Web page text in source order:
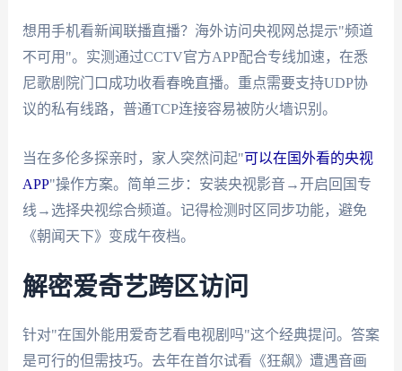
想用手机看新闻联播直播？海外访问央视网总提示"频道
不可用"。实测通过CCTV官方APP配合专线加速，在悉
尼歌剧院门口成功收看春晚直播。重点需要支持UDP协
议的私有线路，普通TCP连接容易被防火墙识别。
当在多伦多探亲时，家人突然问起"可以在国外看的央视
APP"操作方案。简单三步：安装央视影音→开启回国专
线→选择央视综合频道。记得检测时区同步功能，避免
《朝闻天下》变成午夜档。
解密爱奇艺跨区访问
针对"在国外能用爱奇艺看电视剧吗"这个经典提问。答案
是可行的但需技巧。去年在首尔试看《狂飙》遭遇音画